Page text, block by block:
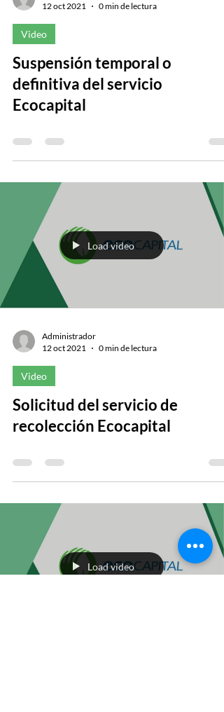
12 oct 2021
0 min de lectura
Video
Suspensión temporal o
definitiva del servicio
Ecocapital
Load video
Administrador
12 oct 2021
0 min de lectura
Video
Solicitud del servicio de
recolección Ecocapital
Load video